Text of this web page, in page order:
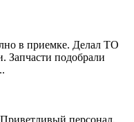
в приемке. Делал ТО
Запчасти подобрали
персонал,